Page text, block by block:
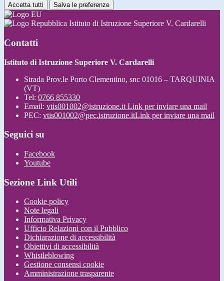
Accetta tutti Salva le preferenze
Istituto di Istruzione Superiore V. Cardarelli
Contatti
Istituto di Istruzione Superiore V. Cardarelli
Strada Prov.le Porto Clementino, snc 01016 – TARQUINIA
(VT)
Tel: 0766 855330
Email: vtis001002@istruzione.it Link per inviare una mail
PEC: vtis001002@pec.istruzione.itLink per inviare una mail
Seguici su
Facebook
Youtube
Sezione Link Utili
Cookie policy
Note legali
Informativa Privacy
Ufficio Relazioni con il Pubblico
Dichiarazione di accessibilità
Obiettivi di accessibilità
Whistleblowing
Gestione consensi cookie
Amministrazione trasparente